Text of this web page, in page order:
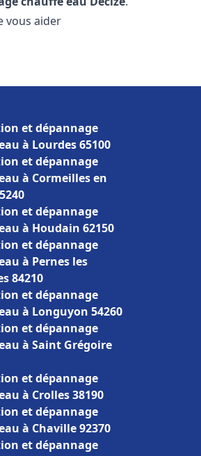
vous aider
et dépannage
à Lourdes 65100
et dépannage
à Cormeilles en
et dépannage
à Houdain 62150
et dépannage
à Pernes les
84210
et dépannage
à Longuyon 54260
et dépannage
à Saint Grégoire
et dépannage
à Crolles 38190
et dépannage
à Chaville 92370
et dépannage